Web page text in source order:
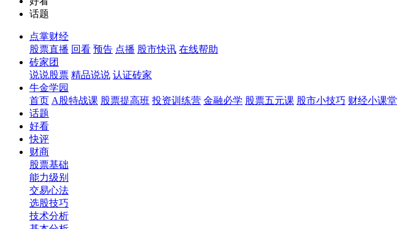
话题
点掌财经
股票直播 回看 预告 点播 股市快讯 在线帮助
砖家团
说说股票 精品说说 认证砖家
牛金学园
首页 A股特战课 股票提高班 投资训练营 金融必学 股票五元课 股市小技巧 财经小课堂
话题
好看
快评
财商
股票基础
能力级别
交易心法
选股技巧
技术分析